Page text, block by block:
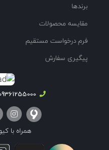
برندها
مقایسه محصولات
فرم درخواست مستقیم
پیگیری سفارش
همراه با